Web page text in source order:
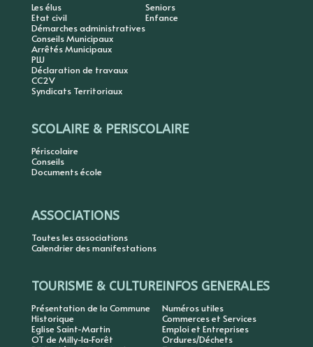
Les élus
Etat civil
Démarches administratives
Conseils Municipaux
Arrêtés Municipaux
PLU
Déclaration de travaux
CC2V
Syndicats Territoriaux
Seniors
Enfance
SCOLAIRE & PERISCOLAIRE
Périscolaire
Conseils
Documents école
ASSOCIATIONS
Toutes les associations
Calendrier des manifestations
TOURISME & CULTURE
Présentation de la Commune
Historique
Eglise Saint-Martin
OT de Milly-la-Forêt
INFOS GENERALES
Numéros utiles
Commerces et Services
Emploi et Entreprises
Ordures/Déchets